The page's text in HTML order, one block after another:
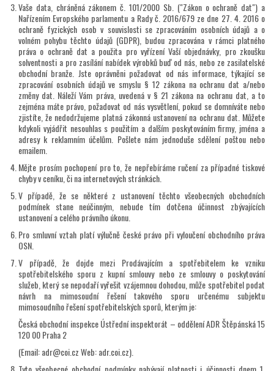
Vaše data, chráněná zákonem č. 101/2000 Sb. ("Zákon o ochraně dat") a
Nařízením Evropského parlamentu a Rady č. 2016/679 ze dne 27. 4. 2016 o
ochraně fyzických osob v souvislosti se zpracováním osobních údajů a o
volném pohybu těchto údajů (GDPR), budou zpracována v rámci platného
práva o ochraně dat a použita pro vyřízení Vaší objednávky, pro zkoušku
solventnosti a pro zasílání nabídek výrobků buď od nás, nebo ze zasilatelské
obchodní branže. Jste oprávněni požadovat od nás informace, týkající se
zpracování osobních údajů ve smyslu § 12 zákona na ochranu dat a/nebo
změny dat. Náleží Vám práva, uvedená v § 21 zákona na ochranu dat, a to
zejména máte právo, požadovat od nás vysvětlení, pokud se domníváte nebo
zjistíte, že nedodržujeme platná zákonná ustanovení na ochranu dat. Můžete
kdykoli vyjádřit nesouhlas s použitím a dalším poskytováním firmy, jména a
adresy k reklamním účelům. Pošlete nám jednoduše sdělení poštou nebo
emailem.
Mějte prosím pochopení pro to, že nepřebíráme ručení za případné tiskové
chyby v ceníku, či na internetových stránkách.
V případě, že se některé z ustanovení těchto všeobecných obchodních
podmínek stane neúčinným, nebude tím dotčena účinnost zbývajících
ustanovení a celého právního úkonu.
Pro smluvní vztah platí výlučně české právo při vyloučení obchodního práva
OSN.
V případě, že dojde mezi Prodávajícím a spotřebitelem ke vzniku
spotřebitelského sporu z kupní smlouvy nebo ze smlouvy o poskytování
služeb, který se nepodaří vyřešit vzájemnou dohodou, může spotřebitel podat
návrh na mimosoudní řešení takového sporu určenému subjektu
mimosoudního řešení spotřebitelských sporů, kterým je:
Česká obchodní inspekce Ústřední inspektorát – oddělení ADR Štěpánská 15
120 00 Praha 2
(Email: adr@coi.cz Web: adr.coi.cz).